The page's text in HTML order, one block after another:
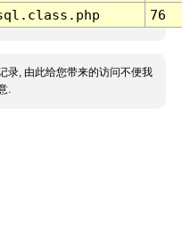
76
录, 由此给您带来的访问不便我
.